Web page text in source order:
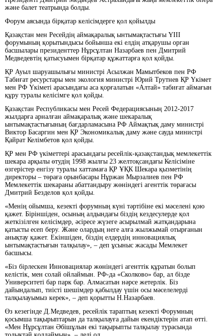
және балет театрында болды.
Форум аясында бірқатар келісімдерге қол қойылды
Қазақстан мен Ресейдің аймақаралық ынтымақтастығы ҮІІІ
форумының қорытындысы бойынша екі елдің атқарушы орган
басшылары президенттер Нұрсұлтан Назарбаев пен Дмитрий
Медведевтің қатысуымен бірқатар құжаттарға қол қойды.
ҚР Ауыл шаруашылығы министрі Асылжан Мамытбеков пен РФ
Табиғат ресурстары мен экология министрі Юрий Трутнев ҚР Үкімет
мен РФ Үкіметі арасындағы аса қорғалатын «Алтай» табиғат аймағын
құру туралы келісімге қол қойды.
Қазақстан Республикасы мен Ресей Федерациясының 2012-2017
жылдарға арналған аймақаралық және шекаралық
ынтымақтастығының бағдарламасына РФ Аймақтық даму министрі
Виктор Басаргин мен ҚР Экономикалық даму және сауда министрі
Қайрат Келімбетов қол қойды.
ҚР мен РФ үкіметтері арасындағы ресейлік-қазақстандық мемлекеттік
шекара арқылы өтудің 1998 жылғы 23 желтоқсандағы Келісіміне
өзгерістер енгізу туралы хаттамаға ҚР ҰҚК Шекара қызметінің
директоры – төраға орынбасары Нұржан Мырзалиев пен РФ
Мемлекеттік шекараны абаттандыру жөніндегі агенттік төрағасы
Дмитрий Безделов қол қойды.
«Менің ойымша, кезекті форумның күні тәртібіне екі мәселені қою
қажет. Біріншіден, осының алдындағы біздің кездесулерде қол
жеткізілген келісімдер, әсіресе жүзеге асырылмай жатқандарына
қатысты есеп беру. Және олардың неге алға жылжымай отырғанын
анықтау қажет. Екіншіден, біздің елдердің инновациялық
ынтымақтастығын талқылау», – деп ұсыныс жасады Мемлекет
басшысы.
«Біз бірлескен Инновациялар жөніндегі агенттік құратын болып
келістік, мен солай ойлаймын. РФ-да «Сколково» бар, ал бізде
Университеті бар парк бар. Алмасатын нәрсе жетерлік. Біз
дайындалып, тиісті шешімдер қабылдау үшін осы мәселелерді
талқылауымыз керек», – деп қорытты Н.Назарбаев.
Өз кезегінде Д.Медведев, ресейлік тараптың кезекті Форумның
қосымша тақырыптарын да талқылауға дайын екендіктерін атап өтті.
«Мен Нұрсұлтан Әбішұлын екі тақырыпты талқылау турасында